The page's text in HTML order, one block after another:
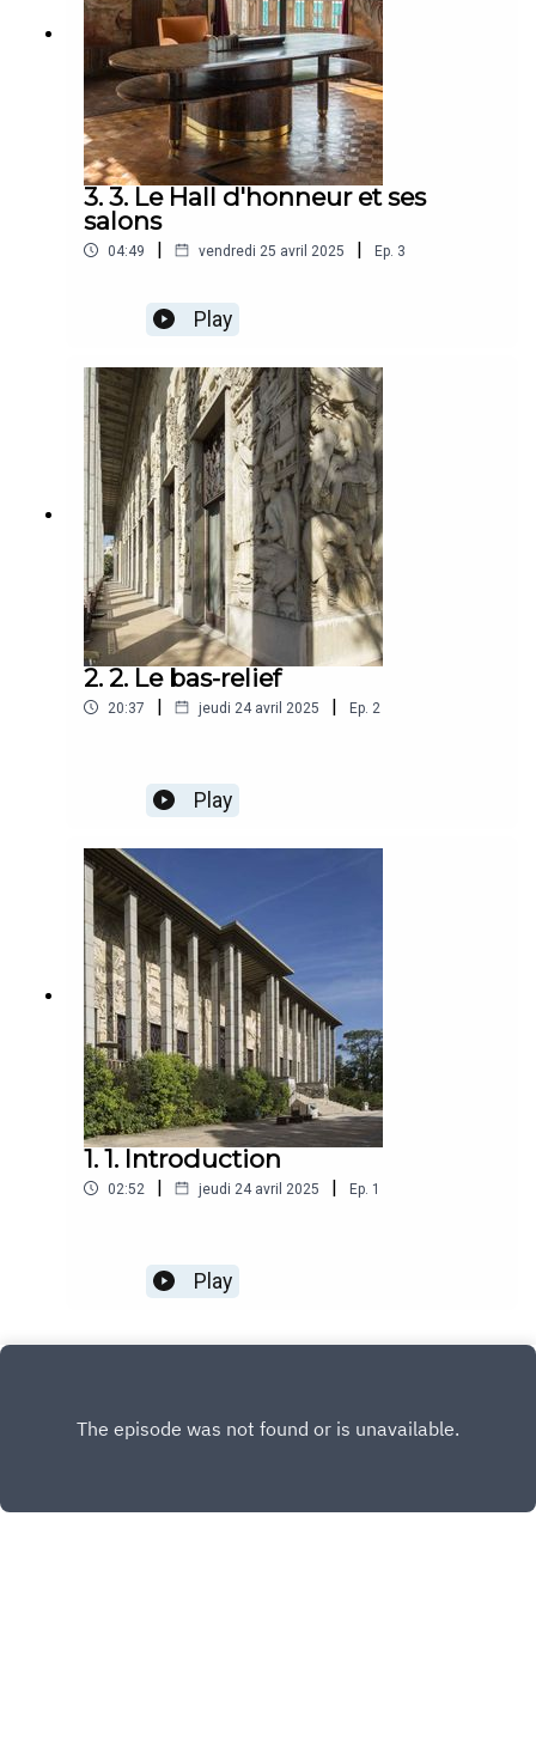
3. 3. Le Hall d'honneur et ses
salons
04:49 | vendredi 25 avril 2025 | Ep. 3
Play
2. 2. Le bas-relief
20:37 | jeudi 24 avril 2025 | Ep. 2
Play
1. 1. Introduction
02:52 | jeudi 24 avril 2025 | Ep. 1
Play